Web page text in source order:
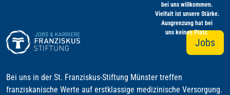
bei uns willkommen.
Vielfalt ist unsere Stärke.
Ausgrenzung hat bei
uns keinen Platz.
Jobs
Bei uns in der St. Franziskus-Stiftung Münster treffen
franziskanische Werte auf erstklassige medizinische Versorgung.